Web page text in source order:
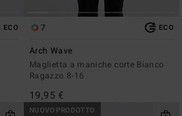
ECO 7 ECO
Arch Wave
Maglietta a maniche corte Bianco
Ragazzo 8-16
19,95 €
NUOVO PRODOTTO